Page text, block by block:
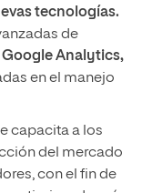
tecnologías.
de
Google Analytics,
en el manejo
capacita a los
del mercado
con el fin de